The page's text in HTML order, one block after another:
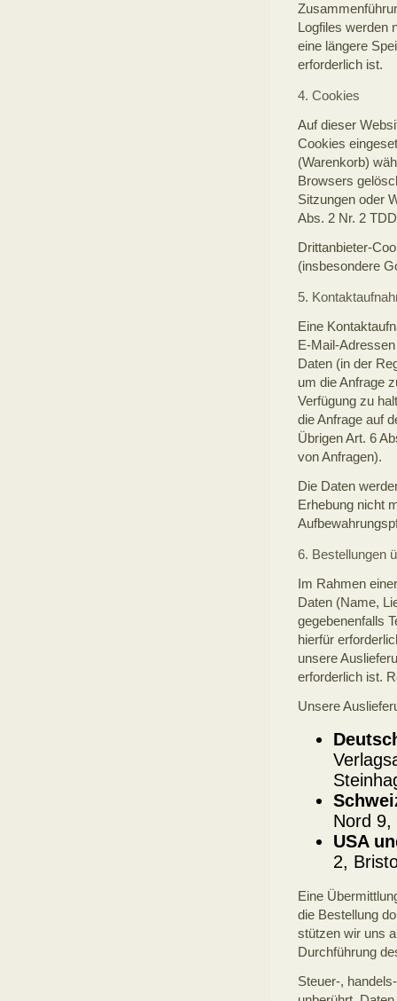
Logfiles werden
eine längere
erforderlich ist.
4. Cookies
Auf dieser
Cookies
(Warenkorb)
Browsers
Sitzungen oder
Abs. 2 Nr. 2
Drittanbieter-
(insbesondere
5.
Eine
E-Mail-
Daten (in der
um die Anfrage
Verfügung zu
die Anfrage auf
Übrigen Art. 6
von Anfragen).
Die Daten
Erhebung nicht
6. Bestellungen
Im Rahmen
Daten (Name,
gegebenenfalls
hierfür
unsere
erforderlich ist.
Unsere
Nord 9,
USA
2,
Eine
die Bestellung
stützen wir uns
Durchführung
Steuer-,